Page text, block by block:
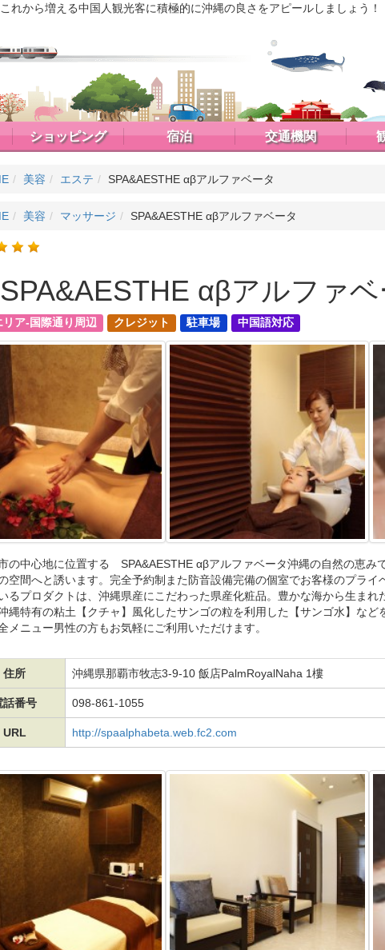
れから増える中国人観光客に積極的に沖縄の良さをアピールしましょう！
ショッピング 宿泊 交通機関
美容 エステ SPA&AESTHE αβアルファベータ
美容 マッサージ SPA&AESTHE αβアルファベータ
αβアルファベ
リア-国際通り周辺 クレジット 駐車場 中国語対応
の中心地に位置する SPA&AESTHE αβアルファベータ沖縄の自然の恵み
空間へと誘います。完全予約制また防音設備完備の個室でお客様のプライ
るプロダクトは、沖縄県産にこだわった県産化粧品。豊かな海から生まれ
縄特有の粘土【クチャ】風化したサンゴの粒を利用した【サンゴ水】など
メニュー男性の方もお気軽にご利用いただけます。
住所 沖縄県那覇市牧志3-9-10 飯店PalmRoyalNaha 1樓
話番号 098-861-1055
URL http://spaalphabeta.web.fc2.com